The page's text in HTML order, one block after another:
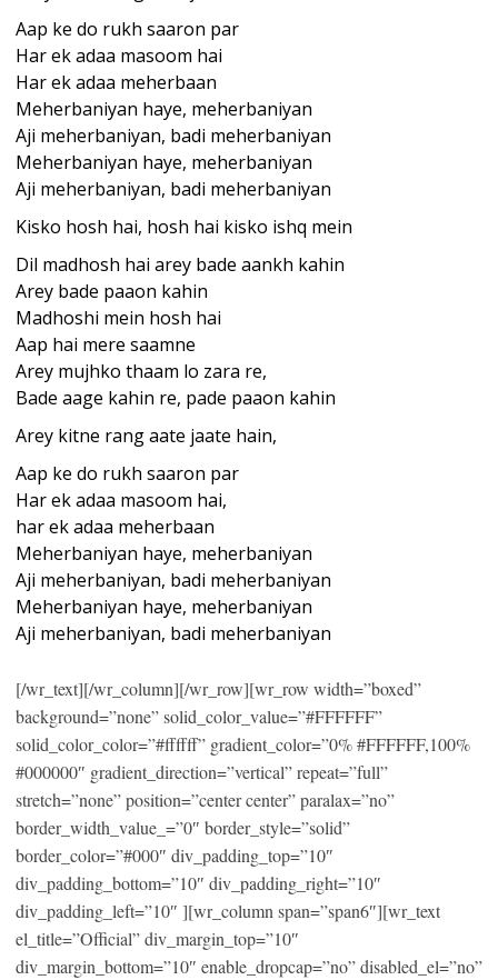
Aap ke do rukh saaron par
Har ek adaa masoom hai
Har ek adaa meherbaan
Meherbaniyan haye, meherbaniyan
Aji meherbaniyan, badi meherbaniyan
Meherbaniyan haye, meherbaniyan
Aji meherbaniyan, badi meherbaniyan
Kisko hosh hai, hosh hai kisko ishq mein
Dil madhosh hai arey bade aankh kahin
Arey bade paaon kahin
Madhoshi mein hosh hai
Aap hai mere saamne
Arey mujhko thaam lo zara re,
Bade aage kahin re, pade paaon kahin
Arey kitne rang aate jaate hain,
Aap ke do rukh saaron par
Har ek adaa masoom hai,
har ek adaa meherbaan
Meherbaniyan haye, meherbaniyan
Aji meherbaniyan, badi meherbaniyan
Meherbaniyan haye, meherbaniyan
Aji meherbaniyan, badi meherbaniyan
[/wr_text][/wr_column][/wr_row][wr_row width=”boxed”
background=”none” solid_color_value=”#FFFFFF”
solid_color_color=”#ffffff” gradient_color=”0% #FFFFFF,100%
#000000″ gradient_direction=”vertical” repeat=”full”
stretch=”none” position=”center center” paralax=”no”
border_width_value_=”0″ border_style=”solid”
border_color=”#000″ div_padding_top=”10″
div_padding_bottom=”10″ div_padding_right=”10″
div_padding_left=”10″ ][wr_column span=”span6″][wr_text
el_title=”Official” div_margin_top=”10″
div_margin_bottom=”10″ enable_dropcap=”no” disabled_el=”no”